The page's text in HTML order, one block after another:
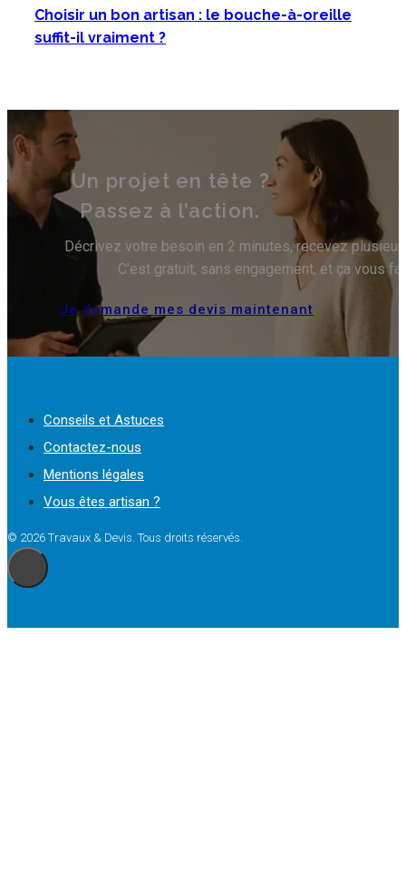
Choisir un bon artisan : le bouche-à-oreille
suffit-il vraiment ?
Un projet en tête ?
Passez à l’action.
Décrivez votre besoin en 2 minutes, recevez
C’est gratuit, sans engagement, et ça vous
Je demande mes devis maintenant
Conseils et Astuces
Contactez-nous
Mentions légales
Vous êtes artisan ?
© 2026 Travaux & Devis. Tous droits réservés.